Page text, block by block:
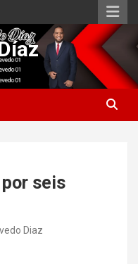
seis
Diaz